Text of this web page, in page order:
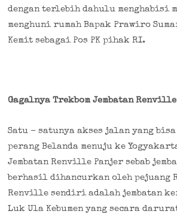
dengan terlebih dahulu menghabisi
menghuni rumah Bapak Prawiro
Kemit sebagai Pos PK pihak RI.
Gagalnya Trekbom Jembatan
Satu – satunya akses jalan yang
perang Belanda menuju ke
Jembatan Renville Panjer sebab
berhasil dihancurkan oleh pejuang
Renville sendiri adalah jembatan
Luk Ula Kebumen yang secara